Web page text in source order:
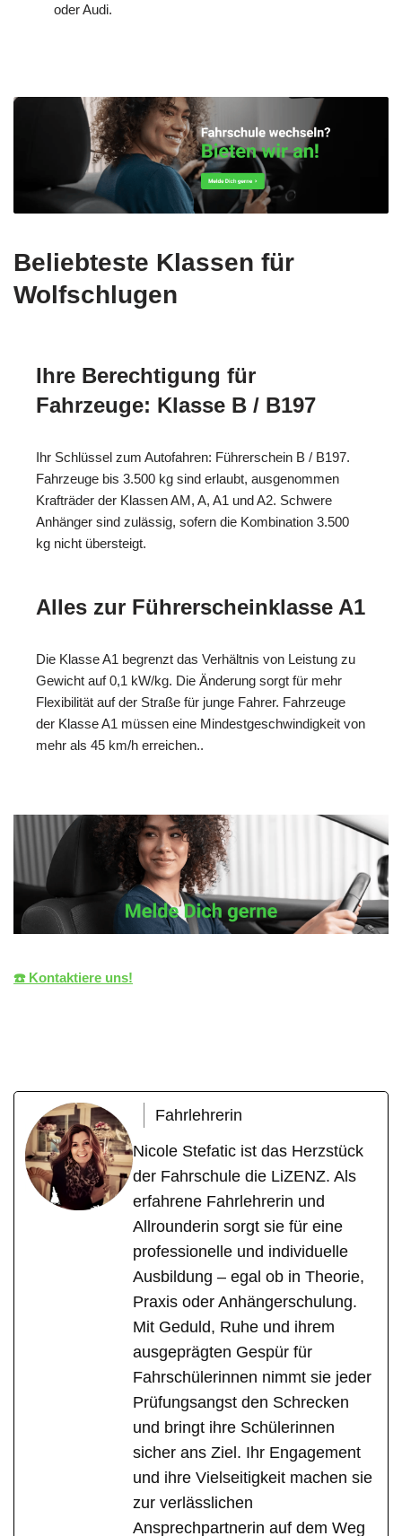
oder Audi.
Beliebteste Klassen für
Wolfschlugen
Ihre Berechtigung für
Fahrzeuge: Klasse B / B197
Ihr Schlüssel zum Autofahren: Führerschein B / B197.
Fahrzeuge bis 3.500 kg sind erlaubt, ausgenommen
Krafträder der Klassen AM, A, A1 und A2. Schwere
Anhänger sind zulässig, sofern die Kombination 3.500
kg nicht übersteigt.
Alles zur Führerscheinklasse A1
Die Klasse A1 begrenzt das Verhältnis von Leistung zu
Gewicht auf 0,1 kW/kg. Die Änderung sorgt für mehr
Flexibilität auf der Straße für junge Fahrer. Fahrzeuge
der Klasse A1 müssen eine Mindestgeschwindigkeit von
mehr als 45 km/h erreichen..
☎️ Kontaktiere uns!
Fahrlehrerin
Nicole Stefatic ist das Herzstück
der Fahrschule die LiZENZ. Als
erfahrene Fahrlehrerin und
Allrounderin sorgt sie für eine
professionelle und individuelle
Ausbildung – egal ob in Theorie,
Praxis oder Anhängerschulung.
Mit Geduld, Ruhe und ihrem
ausgeprägten Gespür für
Fahrschülerinnen nimmt sie jeder
Prüfungsangst den Schrecken
und bringt ihre Schülerinnen
sicher ans Ziel. Ihr Engagement
und ihre Vielseitigkeit machen sie
zur verlässlichen
Ansprechpartnerin auf dem Weg